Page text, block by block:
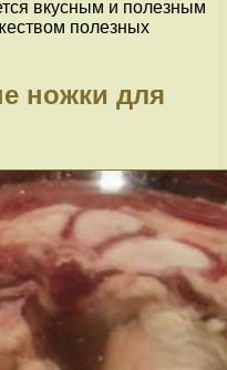
вкусным и полезным
полезных
ножки для